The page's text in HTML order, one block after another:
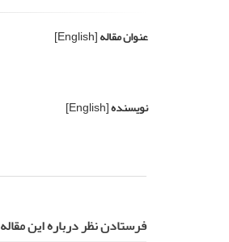
عنوان مقاله[English]
نویسنده[English]
فرستادن نظر درباره این مقاله